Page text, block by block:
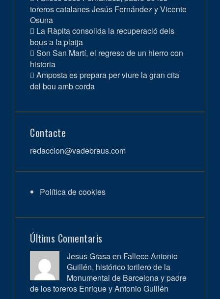
toreros catalanes Jesús Fernández y Vicente
Osuna
La Ràpita consolida la recuperació dels
bous a la platja
Son San Martí, el regreso de un hierro con
historia
Amposta es prepara per viure la gran cita
del bou amb corda
Contacte
redaccion@vadebraus.com
Política de cookies
Últims Comentaris
Jesus Grasa en Fallece Antonio
Guillén, histórico torilero de la
Monumental de Barcelona y padre
de los toreros Enrique y Antonio Guillén